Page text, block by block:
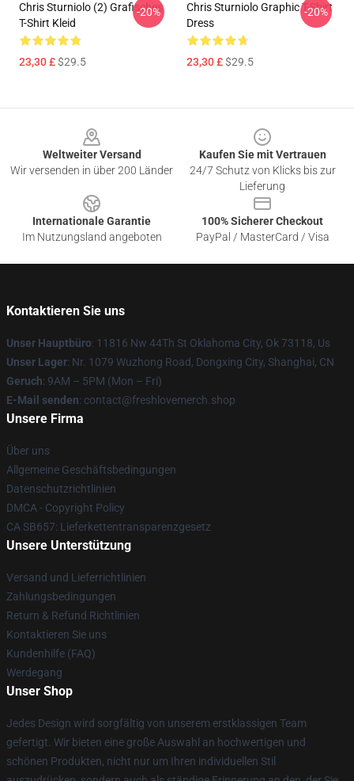
Chris Sturniolo (2) Grafisches
T-Shirt Kleid
23,30 £$29.5
-20%
Chris Sturniolo Graphic T-Shirt
Dress
23,30 £$29.5
-20%
Weltweiter Versand
Wir versenden in über 200 Länder
Kaufen Sie mit Vertrauen
24/7 Schutz von Klicks bis zur
Lieferung
Internationale Garantie
Im Nutzungsland angeboten
100% Sicherer Checkout
PayPal / MasterCard / Visa
Kontaktieren Sie uns
Unser Hauptbüro: 11816 Nw 44Th St Oklahoma City, Ok 73118, Us
Unser Lager: Nr. 1079 Wuzhong Road, Dongxing City, Shanghai, CN
Geruch: 9AM – 5PM (Mon – Fri)
E-Mail senden: contact@freshlovemerch.shop
Unsere Firma
Über uns
Allgemeine Geschäftsbedingungen
Datenschutzrichtlinien
DMCA - Copyright Policy
CA SB657: Lieferkettentransparenzgesetz
Unsere Unterstützung
Versand und Lieferrichtlinien
Zahlungsbedingungen
Return & Refund Richtlinien
Kontaktieren Sie uns
Kundenhilfe (FAQ)
Werdegang
Unser Shop
Jedes Design wird sorgfältig von unserem erstklassigen Team
gefertigt. Wir bieten eine große Auswahl an hochwertigen und
schönen Produkten, nicht nur um Ihren individuellen Stil